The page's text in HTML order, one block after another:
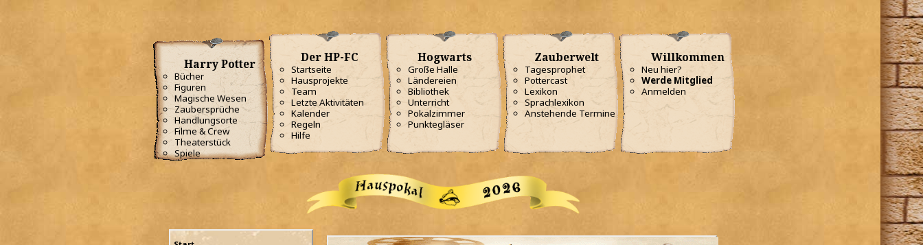
Harry Potter
Bücher
Figuren
Magische Wesen
Zaubersprüche
Handlungsorte
Filme & Crew
Theaterstück
Spiele
Der HP-FC
Startseite
Hausprojekte
Team
Letzte Aktivitäten
Kalender
Regeln
Hilfe
Hogwarts
Große Halle
Ländereien
Bibliothek
Unterricht
Pokalzimmer
Punktegläser
Zauberwelt
Tagesprophet
Pottercast
Lexikon
Sprachlexikon
Anstehende Termine
Willkommen
Neu hier?
Werde Mitglied
Anmelden